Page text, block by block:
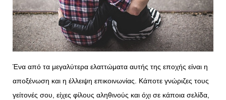
Ένα από τα μεγαλύτερα ελαττώματα αυτής της εποχής είναι η
αποξένωση και η έλλειψη επικοινωνίας. Κάποτε γνώριζες τους
γείτονές σου, είχες φίλους αληθινούς και όχι σε κάποια σελίδα,